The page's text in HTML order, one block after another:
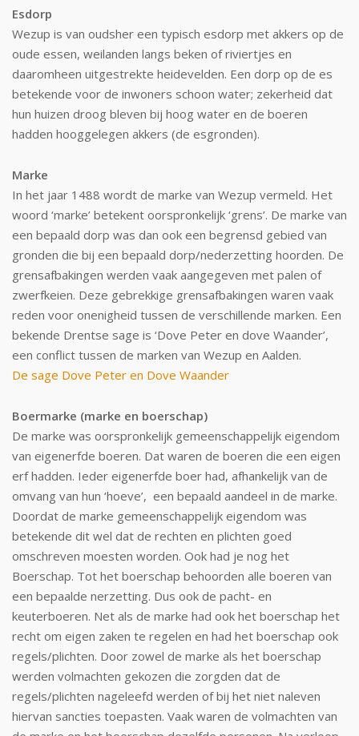
Esdorp
Wezup is van oudsher een typisch esdorp met akkers op de
oude essen, weilanden langs beken of riviertjes en
daaromheen uitgestrekte heidevelden. Een dorp op de es
betekende voor de inwoners schoon water; zekerheid dat
hun huizen droog bleven bij hoog water en de boeren
hadden hooggelegen akkers (de esgronden).
Marke
In het jaar 1488 wordt de marke van Wezup vermeld. Het
woord ‘marke’ betekent oorspronkelijk ‘grens’. De marke van
een bepaald dorp was dan ook een begrensd gebied van
gronden die bij een bepaald dorp/nederzetting hoorden. De
grensafbakingen werden vaak aangegeven met palen of
zwerfkeien. Deze gebrekkige grensafbakingen waren vaak
reden voor onenigheid tussen de verschillende marken. Een
bekende Drentse sage is ‘Dove Peter en dove Waander’,
een conflict tussen de marken van Wezup en Aalden.
De sage Dove Peter en Dove Waander
Boermarke (marke en boerschap)
De marke was oorspronkelijk gemeenschappelijk eigendom
van eigenerfde boeren. Dat waren de boeren die een eigen
erf hadden. Ieder eigenerfde boer had, afhankelijk van de
omvang van hun ‘hoeve’, een bepaald aandeel in de marke.
Doordat de marke gemeenschappelijk eigendom was
betekende dit wel dat de rechten en plichten goed
omschreven moesten worden. Ook had je nog het
Boerschap. Tot het boerschap behoorden alle boeren van
een bepaalde nerzetting. Dus ook de pacht- en
keuterboeren. Net als de marke had ook het boerschap het
recht om eigen zaken te regelen en had het boerschap ook
regels/plichten. Door zowel de marke als het boerschap
werden volmachten gekozen die zorgden dat de
regels/plichten nageleefd werden of bij het niet naleven
hiervan sancties toepasten. Vaak waren de volmachten van